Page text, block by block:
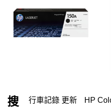
搜 行車記錄 更新 HP